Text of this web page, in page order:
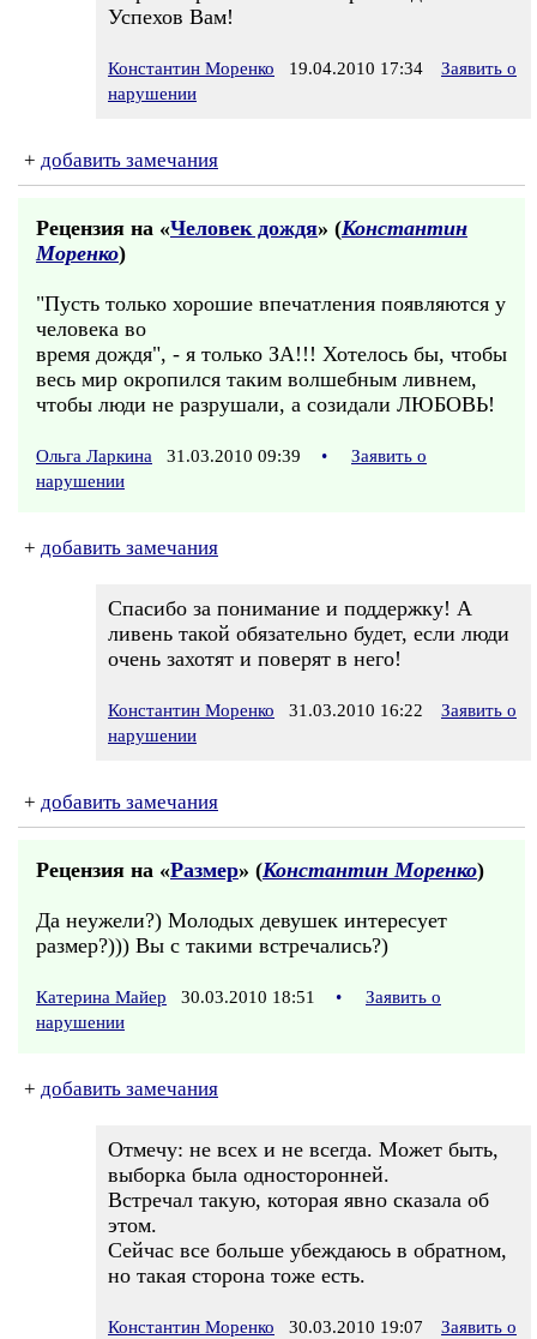
Успехов Вам!
Константин Моренко 19.04.2010 17:34
Заявить о
нарушении
+ добавить замечания
Рецензия на «Человек дождя» (Константин
Моренко)
"Пусть только хорошие впечатления появляются у
человека во
время дождя", - я только ЗА!!! Хотелось бы, чтобы
весь мир окропился таким волшебным ливнем,
чтобы люди не разрушали, а созидали ЛЮБОВЬ!
Ольга Ларкина 31.03.2010 09:39 •
Заявить о
нарушении
+ добавить замечания
Спасибо за понимание и поддержку! А
ливень такой обязательно будет, если люди
очень захотят и поверят в него!
Константин Моренко 31.03.2010 16:22
Заявить о
нарушении
+ добавить замечания
Рецензия на «Размер» (Константин Моренко)
Да неужели?) Молодых девушек интересует
размер?))) Вы с такими встречались?)
Катерина Майер 30.03.2010 18:51 •
Заявить о
нарушении
+ добавить замечания
Отмечу: не всех и не всегда. Может быть,
выборка была односторонней.
Встречал такую, которая явно сказала об
этом.
Сейчас все больше убеждаюсь в обратном,
но такая сторона тоже есть.
Константин Моренко 30.03.2010 19:07
Заявить о